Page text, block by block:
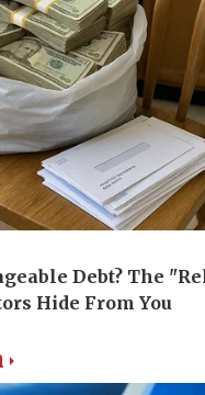
Công nghệ
Sành điệu
Tin Công nghệ
Trải nghiệm
Chuyển đổi số